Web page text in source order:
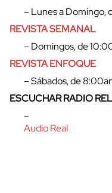
– Lunes a Domingo,
REVISTA SEMANAL
– Domingos, de
REVISTA ENFOQUE
– Sábados, de
ESCUCHAR RADIO
–
Audio Real